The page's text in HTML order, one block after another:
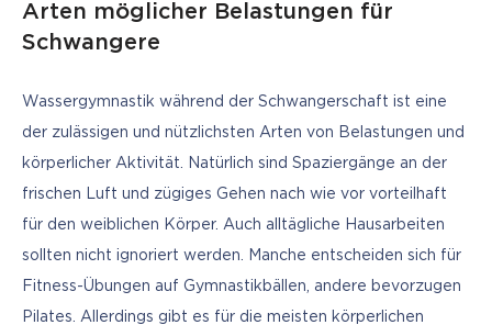
Arten möglicher Belastungen für
Schwangere
Wassergymnastik während der Schwangerschaft ist eine
der zulässigen und nützlichsten Arten von Belastungen und
körperlicher Aktivität. Natürlich sind Spaziergänge an der
frischen Luft und zügiges Gehen nach wie vor vorteilhaft
für den weiblichen Körper. Auch alltägliche Hausarbeiten
sollten nicht ignoriert werden. Manche entscheiden sich für
Fitness-Übungen auf Gymnastikbällen, andere bevorzugen
Pilates. Allerdings gibt es für die meisten körperlichen